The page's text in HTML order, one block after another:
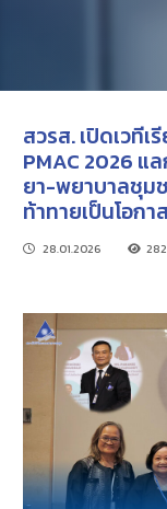
สวรส. เปิดเวที
PMAC 2026 แ
ยา-พยาบาลชุม
ท้าทายเป็นโอก
28.01.2026